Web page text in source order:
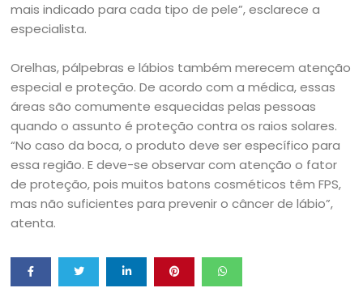
mais indicado para cada tipo de pele”, esclarece a
especialista.
Orelhas, pálpebras e lábios também merecem atenção
especial e proteção. De acordo com a médica, essas
áreas são comumente esquecidas pelas pessoas
quando o assunto é proteção contra os raios solares.
“No caso da boca, o produto deve ser específico para
essa região. E deve-se observar com atenção o fator
de proteção, pois muitos batons cosméticos têm FPS,
mas não suficientes para prevenir o câncer de lábio”,
atenta.